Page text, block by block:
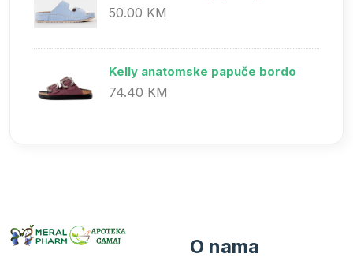
50.00 KM
Kelly anatomske papuče bordo
74.40 KM
O nama